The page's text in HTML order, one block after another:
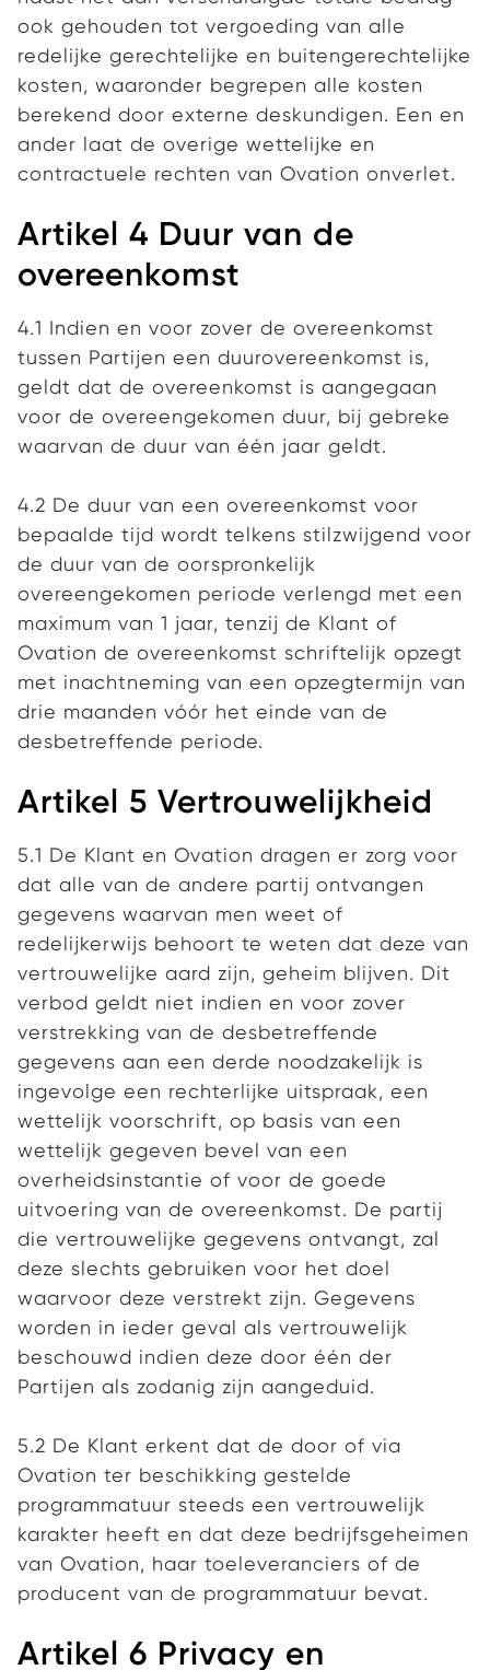
ook gehouden tot vergoeding van alle
redelijke gerechtelijke en buitengerechtelijke
kosten, waaronder begrepen alle kosten
berekend door externe deskundigen. Een en
ander laat de overige wettelijke en
contractuele rechten van Ovation onverlet.
Artikel 4 Duur van de
overeenkomst
4.1 Indien en voor zover de overeenkomst
tussen Partijen een duurovereenkomst is,
geldt dat de overeenkomst is aangegaan
voor de overeengekomen duur, bij gebreke
waarvan de duur van één jaar geldt.
4.2 De duur van een overeenkomst voor
bepaalde tijd wordt telkens stilzwijgend voor
de duur van de oorspronkelijk
overeengekomen periode verlengd met een
maximum van 1 jaar, tenzij de Klant of
Ovation de overeenkomst schriftelijk opzegt
met inachtneming van een opzegtermijn van
drie maanden vóór het einde van de
desbetreffende periode.
Artikel 5 Vertrouwelijkheid
5.1 De Klant en Ovation dragen er zorg voor
dat alle van de andere partij ontvangen
gegevens waarvan men weet of
redelijkerwijs behoort te weten dat deze van
vertrouwelijke aard zijn, geheim blijven. Dit
verbod geldt niet indien en voor zover
verstrekking van de desbetreffende
gegevens aan een derde noodzakelijk is
ingevolge een rechterlijke uitspraak, een
wettelijk voorschrift, op basis van een
wettelijk gegeven bevel van een
overheidsinstantie of voor de goede
uitvoering van de overeenkomst. De partij
die vertrouwelijke gegevens ontvangt, zal
deze slechts gebruiken voor het doel
waarvoor deze verstrekt zijn. Gegevens
worden in ieder geval als vertrouwelijk
beschouwd indien deze door één der
Partijen als zodanig zijn aangeduid.
5.2 De Klant erkent dat de door of via
Ovation ter beschikking gestelde
programmatuur steeds een vertrouwelijk
karakter heeft en dat deze bedrijfsgeheimen
van Ovation, haar toeleveranciers of de
producent van de programmatuur bevat.
Artikel 6 Privacy en